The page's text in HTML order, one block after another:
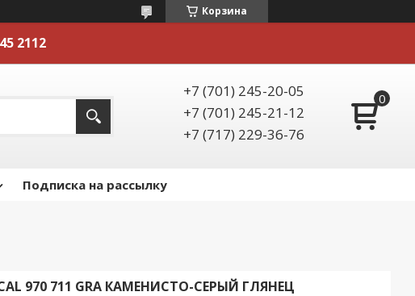
Корзина
2112
+7 (701) 245-20-05
+7 (701) 245-21-12
+7 (717) 229-36-76
Подписка на рассылку
970 711 GRA КАМЕНИСТО-СЕРЫЙ ГЛЯНЕЦ